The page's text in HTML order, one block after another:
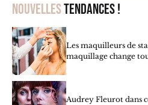
Nouvellestendances !
Les maquilleurs de
maquillage change
Audrey Fleurot dans